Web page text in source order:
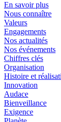
En savoir plus
Nous connaître
Valeurs
Engagements
Nos actualités
Nos événements
Chiffres clés
Organisation
Histoire et
Innovation
Audace
Bienveillance
Exigence